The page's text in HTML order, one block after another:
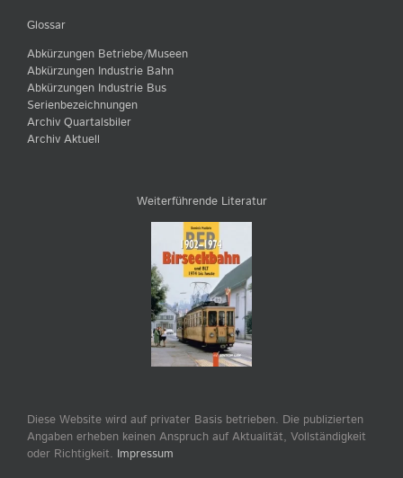
Glossar
Abkürzungen Betriebe/Museen
Abkürzungen Industrie Bahn
Abkürzungen Industrie Bus
Serienbezeichnungen
Archiv Quartalsbiler
Archiv Aktuell
Weiterführende Literatur
Diese Website wird auf privater Basis betrieben. Die publizierten
Angaben erheben keinen Anspruch auf Aktualität, Vollständigkeit
oder Richtigkeit. Impressum